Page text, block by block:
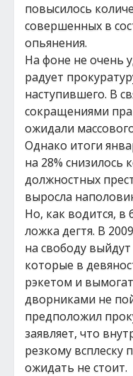
повысилось
совершенных в
опьянения.
На фоне не очень
радует
наступившего. В
сокращениями
ожидали
Однако итоги
на 28% снизилось
должностных
выросла
Но, как водится, в
ложка дегтя. В
на свободу
которые в
рэкетом и
дворниками не
предположил
заявляет, что
резкому всплеску
ожидать не стоит.